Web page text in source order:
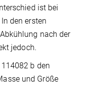
ist bei
den ersten
nach der
jedoch.
b den
und Größe